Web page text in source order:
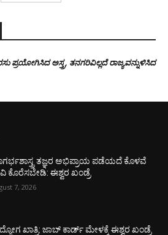
ಪ್ರಯೋಗಿಸಿದ ಅಸ್ತ್ರ, ತನಗರಿವಿಲ್ಲದೆ ರಾಜ್ಯವನ್ನುಳಿಸಿದ
ತಜ್ಞರ ಅಭಿಪ್ರಾಯ ಪಡೆಯದೆ ಕೊಳವೆ
ಕೊರೆಸಬೇಡಿ: ಈಶ್ವರ ಖಂಡ್ರೆ
7, 2026
ಖಾತ್ರಿ: ಜಾಬ್ ಕಾರ್ಡ್ ಮೇಳಕ್ಕೆ ಈಶ್ವರ ಖಂಡ್ರೆ